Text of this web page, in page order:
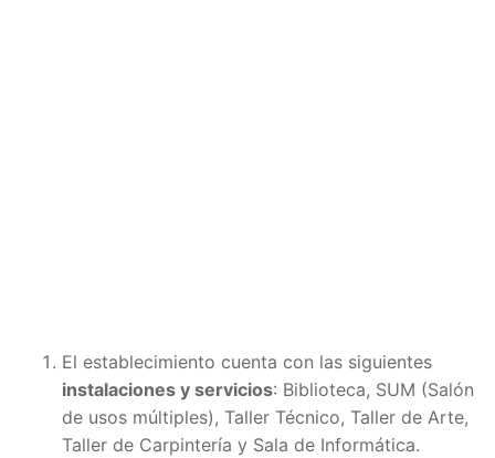
El establecimiento cuenta con las siguientes
instalaciones y servicios: Biblioteca, SUM (Salón
de usos múltiples), Taller Técnico, Taller de Arte,
Taller de Carpintería y Sala de Informática.